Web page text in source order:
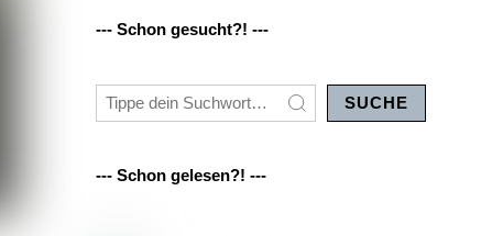
--- Schon gesucht?! ---
SUCHE
--- Schon gelesen?! ---